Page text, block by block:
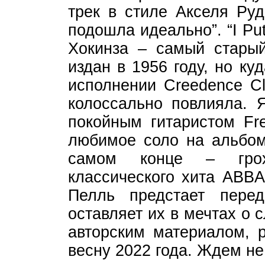
трек в стиле Акселя
подошла идеально”. “I
Хокинза – самый
издан в 1956 году, но
исполнении Creedence
колоссально повлияла.
покойным гитаристом
любимое соло на
самом конце –
классического хита
Пелль предстает
оставляет их в мечтах
авторским материалом,
весну 2022 года. Ждем